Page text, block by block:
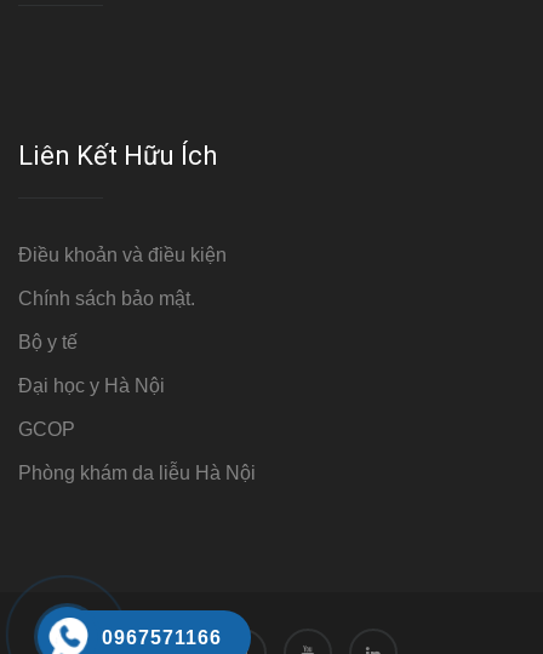
Liên Kết Hữu Ích
Điều khoản và điều kiện
Chính sách bảo mật.
Bộ y tế
Đại học y Hà Nội
GCOP
Phòng khám da liễu Hà Nội
0967571166